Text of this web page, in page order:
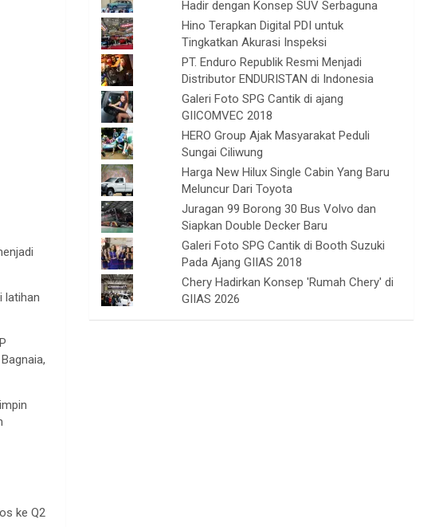
latihan
ke Q2
Hadir dengan Konsep SUV Serbaguna
Hino Terapkan Digital PDI untuk
Tingkatkan Akurasi Inspeksi
PT. Enduro Republik Resmi Menjadi
Distributor ENDURISTAN di Indonesia
Galeri Foto SPG Cantik di ajang
GIICOMVEC 2018
HERO Group Ajak Masyarakat Peduli
Sungai Ciliwung
Harga New Hilux Single Cabin Yang Baru
Meluncur Dari Toyota
Juragan 99 Borong 30 Bus Volvo dan
Siapkan Double Decker Baru
Galeri Foto SPG Cantik di Booth Suzuki
Pada Ajang GIIAS 2018
Chery Hadirkan Konsep 'Rumah Chery' di
GIIAS 2026